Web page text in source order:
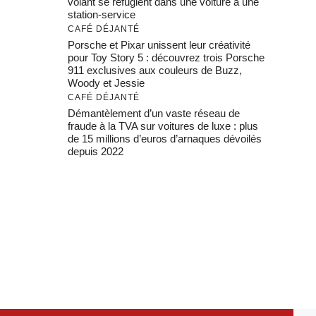
station-service
CAFÉ DÉJANTÉ
Porsche et Pixar unissent leur créativité
pour Toy Story 5 : découvrez trois Porsche
911 exclusives aux couleurs de Buzz,
Woody et Jessie
CAFÉ DÉJANTÉ
Démantèlement d’un vaste réseau de
fraude à la TVA sur voitures de luxe : plus
de 15 millions d’euros d’arnaques dévoilés
depuis 2022